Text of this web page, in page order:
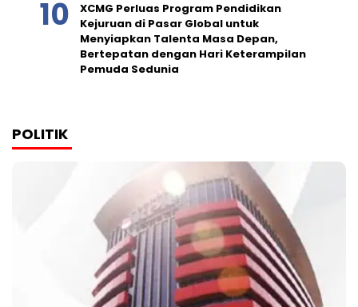
XCMG Perluas Program Pendidikan
Kejuruan di Pasar Global untuk
Menyiapkan Talenta Masa Depan,
Bertepatan dengan Hari Keterampilan
Pemuda Sedunia
POLITIK